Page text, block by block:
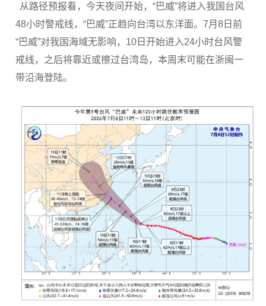
从路径预报看，今天夜间开始，“巴威”将进入我国台风
48小时警戒线，“巴威”正趋向台湾以东洋面。7月8日前
“巴威”对我国海域无影响，10日开始进入24小时台风警
戒线，之后将靠近或擦过台湾岛，本周末可能在浙闽一
带沿海登陆。